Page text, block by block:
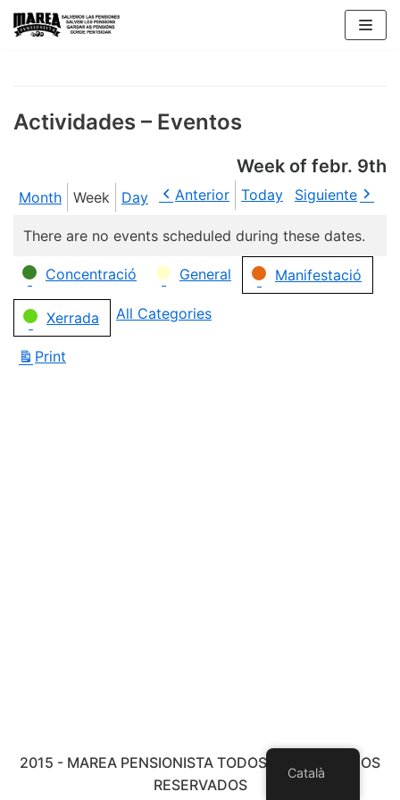
Skip
Actividades – Eventos
Week of febr. 9th
Month Week Day Anterior Today Siguiente
There are no events scheduled during these dates.
Categories
Concentració General Manifestació
Xerrada All Categories
Print
2015 - MAREA PENSIONISTA TODOS LOS DERECHOS
RESERVADOS
Català